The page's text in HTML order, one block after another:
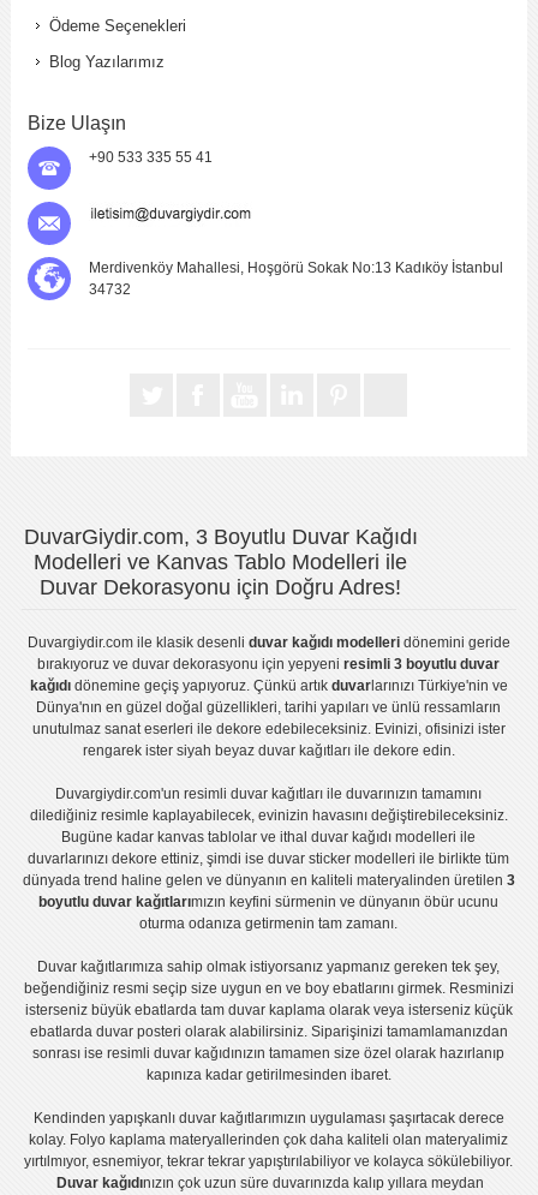
Ödeme Seçenekleri
Blog Yazılarımız
Bize Ulaşın
+90 533 335 55 41
Merdivenköy Mahallesi, Hoşgörü Sokak No:13 Kadıköy İstanbul
34732
DuvarGiydir.com, 3 Boyutlu Duvar Kağıdı
Modelleri ve Kanvas Tablo Modelleri ile
Duvar Dekorasyonu için Doğru Adres!
Duvargiydir.comile klasik desenli duvar kağıdı modelleridönemini geride
bırakıyoruz veduvar dekorasyonu için yepyeniresimli 3 boyutlu duvar
kağıdıdönemine geçiş yapıyoruz. Çünkü artık duvarlarınızı Türkiye'nin ve
Dünya'nın en güzel doğal güzellikleri, tarihi yapıları ve ünlü ressamların
unutulmaz sanat eserleri ile dekore edebileceksiniz. Evinizi, ofisinizi ister
rengarek ister siyah beyaz duvar kağıtlarıile dekore edin.
Duvargiydir.com'unresimli duvar kağıtları ile duvarınızın tamamını
dilediğiniz resimle kaplayabilecek, evinizin havasını değiştirebileceksiniz.
Bugüne kadar kanvas tablo lar veithal duvar kağıdı modelleri ile
duvarlarınızı dekore ettiniz, şimdi iseduvar sticker modelleri ile birlikte tüm
dünyada trend haline gelen ve dünyanın en kaliteli materyalinden üretilen 3
boyutlu duvar kağıtlarımızın keyfini sürmenin ve dünyanın öbür ucunu
oturma odanıza getirmenin tam zamanı.
Duvar kağıtlarımıza sahip olmak istiyorsanız yapmanız gereken tek şey,
beğendiğiniz resmi seçip size uygun en ve boy ebatlarını girmek. Resminizi
isterseniz büyük ebatlarda tam duvar kaplamaolarak veya isterseniz küçük
ebatlarda duvar posteri olarak alabilirsiniz. Siparişinizi tamamlamanızdan
sonrası iseresimli duvar kağıdınızın tamamen size özel olarak hazırlanıp
kapınıza kadar getirilmesinden ibaret.
Kendinden yapışkanlı duvar kağıtlarımızın uygulamasışaşırtacak derece
kolay. Folyo kaplama materyallerinden çok daha kaliteli olanmateryalimiz
yırtılmıyor, esnemiyor, tekrar tekrar yapıştırılabiliyor ve kolayca sökülebiliyor.
Duvar kağıdınızın çok uzun süre duvarınızda kalıp yıllara meydan